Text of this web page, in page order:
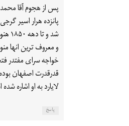
پس از هجوم آقا
پانزده هرار اسیر
شد
و معروف ترین انها
خواجه سرای مفتدر
قدرقدرت اصفهان
لایارد به او اشاره
پاسخ